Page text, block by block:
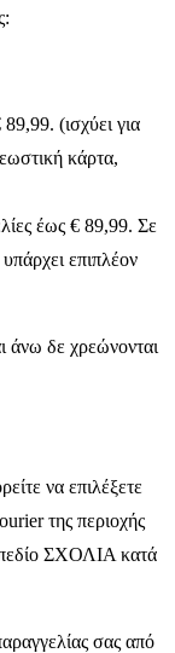
(ισχύει για
κάρτα,
έως € 89,99. Σε
επιπλέον
άνω δε χρεώνονται
να επιλέξετε
της περιοχής
πεδίο ΣΧΟΛΙΑ κατά
σας από